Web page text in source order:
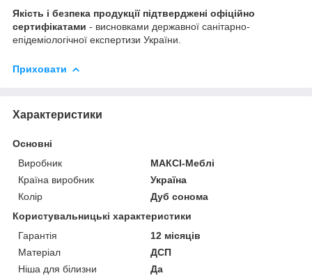
Якість і безпека продукції підтверджені офіційно
сертифікатами - висновками державної санітарно-
епідеміологічної експертизи України.
Приховати
Характеристики
Основні
Виробник
МАКСІ-Меблі
Країна виробник
Україна
Колір
Дуб сонома
Користувальницькі характеристики
Гарантія
12 місяців
Матеріал
ДСП
Ніша для білизни
Да